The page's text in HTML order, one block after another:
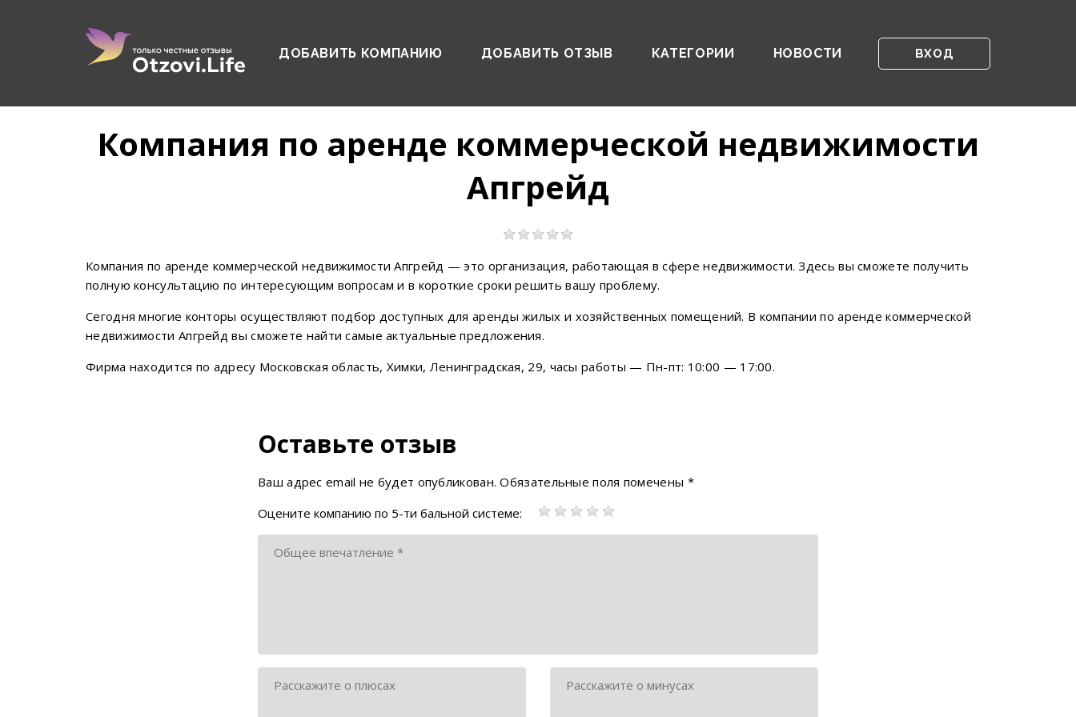
ДОБАВИТЬ КОМПАНИЮ ДОБАВИТЬ ОТЗЫВ КАТЕГОРИИ НОВОСТИ ВХОД
Компания по аренде коммерческой недвижимости
Апгрейд
Компания по аренде коммерческой недвижимости Апгрейд — это организация, работающая в сфере недвижимости. Здесь вы сможете получить
полную консультацию по интересующим вопросам и в короткие сроки решить вашу проблему.
Сегодня многие конторы осуществляют подбор доступных для аренды жилых и хозяйственных помещений. В компании по аренде коммерческой
недвижимости Апгрейд вы сможете найти самые актуальные предложения.
Фирма находится по адресу Московская область, Химки, Ленинградская, 29, часы работы — Пн-пт: 10:00 — 17:00.
Оставьте отзыв
Ваш адрес email не будет опубликован. Обязательные поля помечены *
Оцените компанию по 5-ти бальной системе: